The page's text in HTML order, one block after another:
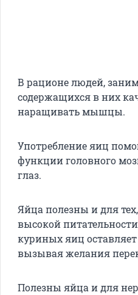
В рационе людей,
содержащихся в них
наращивать мышцы.
Употребление яиц
функции головного
глаз.
Яйца полезны и для
высокой
куриных яиц оставляет
вызывая желания
Полезны яйца и для